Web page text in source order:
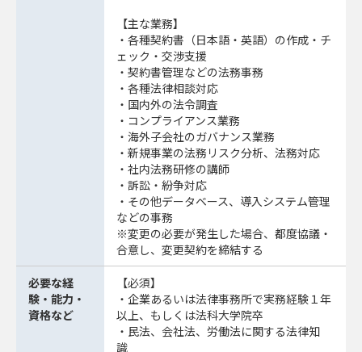
【主な業務】
・各種契約書（日本語・英語）の作成・チ
ェック・交渉支援
・契約書管理などの法務事務
・各種法律相談対応
・国内外の法令調査
・コンプライアンス業務
・海外子会社のガバナンス業務
・新規事業の法務リスク分析、法務対応
・社内法務研修の講師
・訴訟・紛争対応
・その他データベース、導入システム管理
などの事務
※変更の必要が発生した場合、都度協議・
合意し、変更契約を締結する
必要な経
験・能力・
資格など
【必須】
・企業あるいは法律事務所で実務経験１年
以上、もしくは法科大学院卒
・民法、会社法、労働法に関する法律知
識